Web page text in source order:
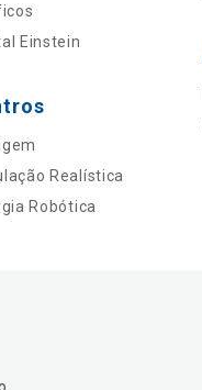
Einstein
Realística
Robótica